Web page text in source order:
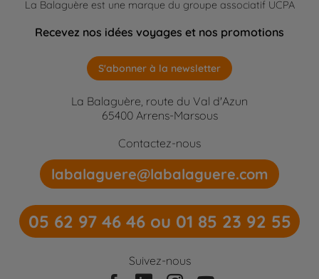
La Balaguère est une marque du groupe associatif UCPA
Recevez nos idées voyages et nos promotions
S'abonner à la newsletter
La Balaguère, route du Val d'Azun
65400 Arrens-Marsous
Contactez-nous
labalaguere@labalaguere.com
05 62 97 46 46 ou 01 85 23 92 55
Suivez-nous